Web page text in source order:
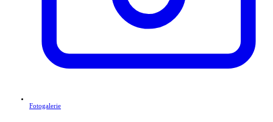
Fotogalerie